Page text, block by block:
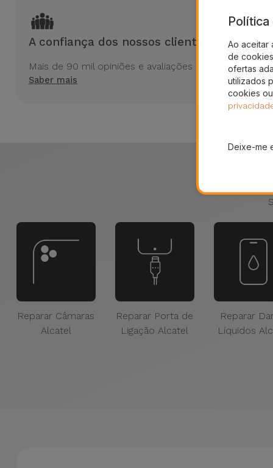
A confiança dos nossos clientes
Mais de 90 mil opiniões e avaliações no Trustpilot
Saber mais
Partiu o
Reparar Câmaras
Alcatel
Reparar Porta de
Ligação Alcatel
Reparar
Líquidos
Política
Ao aceitar
de
ofertas
utilizados
cookies
Deixe-me